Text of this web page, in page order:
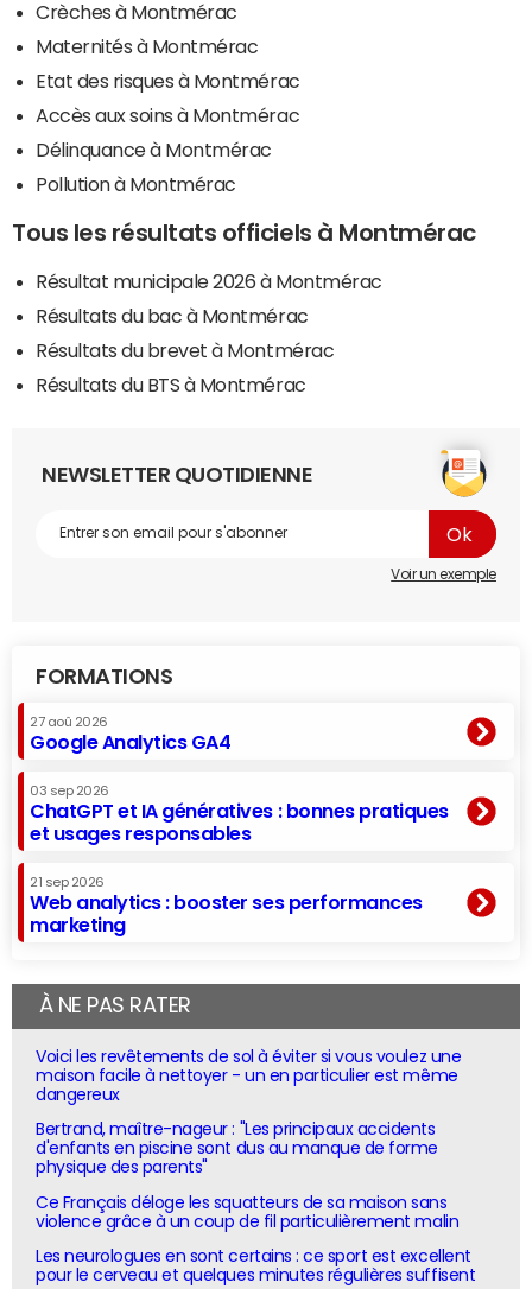
Crèches à Montmérac
Maternités à Montmérac
Etat des risques à Montmérac
Accès aux soins à Montmérac
Délinquance à Montmérac
Pollution à Montmérac
Tous les résultats officiels à Montmérac
Résultat municipale 2026 à Montmérac
Résultats du bac à Montmérac
Résultats du brevet à Montmérac
Résultats du BTS à Montmérac
NEWSLETTER QUOTIDIENNE
Voir un exemple
FORMATIONS
27 aoû 2026
Google Analytics GA4
03 sep 2026
ChatGPT et IA génératives : bonnes pratiques
et usages responsables
21 sep 2026
Web analytics : booster ses performances
marketing
À NE PAS RATER
Voici les revêtements de sol à éviter si vous voulez une
maison facile à nettoyer - un en particulier est même
dangereux
Bertrand, maître-nageur : "Les principaux accidents
d'enfants en piscine sont dus au manque de forme
physique des parents"
Ce Français déloge les squatteurs de sa maison sans
violence grâce à un coup de fil particulièrement malin
Les neurologues en sont certains : ce sport est excellent
pour le cerveau et quelques minutes régulières suffisent